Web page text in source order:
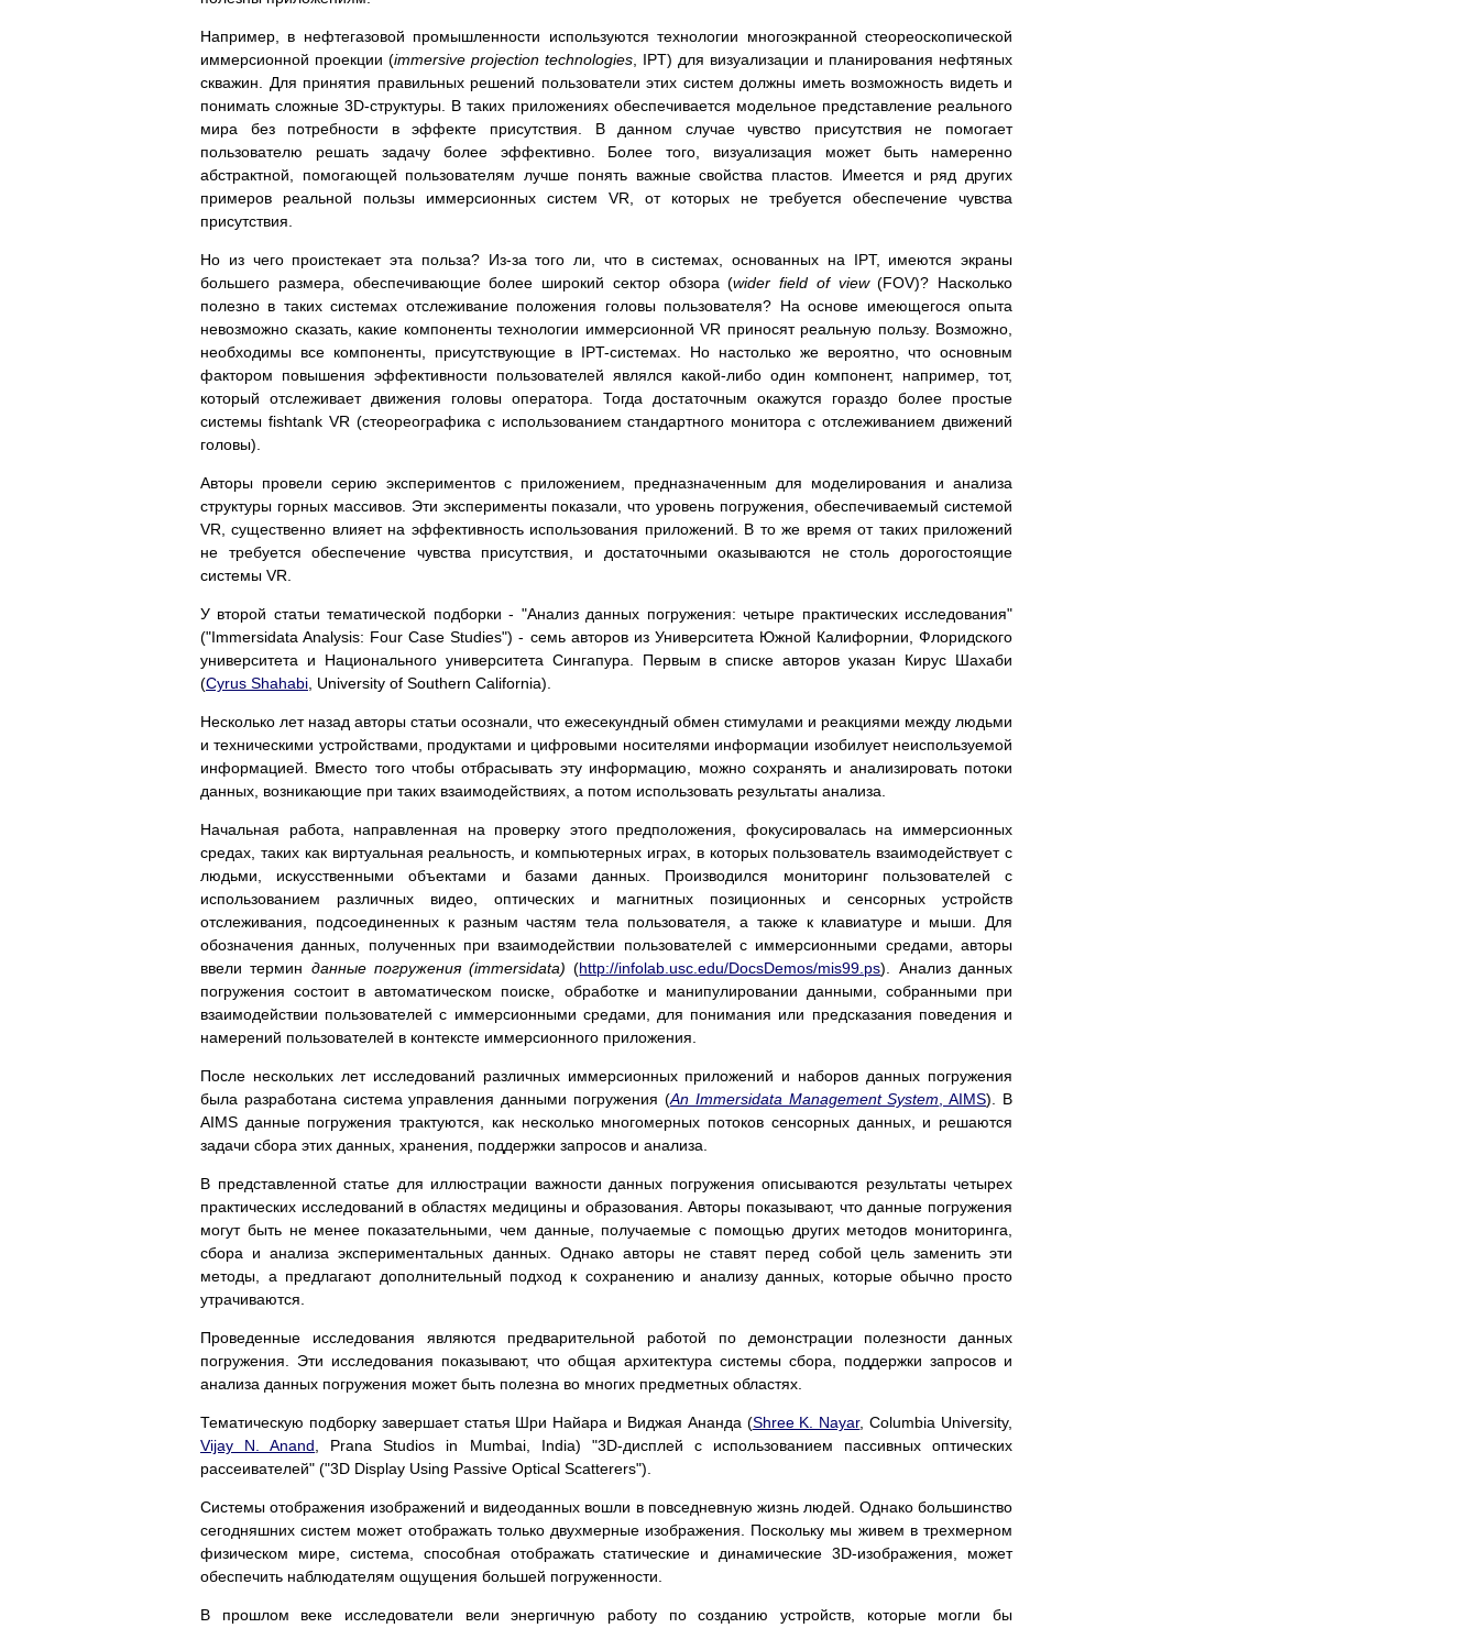
Например, в нефтегазовой промышленности используются технологии многоэкранной стеореоскопической
иммерсионной проекции (immersive projection technologies , IPT) для визуализации и планирования нефтяных
скважин. Для принятия правильных решений пользователи этих систем должны иметь возможность видеть и
понимать сложные 3D-структуры. В таких приложениях обеспечивается модельное представление реального
мира без потребности в эффекте присутствия. В данном случае чувство присутствия не помогает
пользователю решать задачу более эффективно. Более того, визуализация может быть намеренно
абстрактной, помогающей пользователям лучше понять важные свойства пластов. Имеется и ряд других
примеров реальной пользы иммерсионных систем VR, от которых не требуется обеспечение чувства
присутствия.
Но из чего проистекает эта польза? Из-за того ли, что в системах, основанных на IPT, имеются экраны
большего размера, обеспечивающие более широкий сектор обзора (wider field of view(FOV)? Насколько
полезно в таких системах отслеживание положения головы пользователя? На основе имеющегося опыта
невозможно сказать, какие компоненты технологии иммерсионной VR приносят реальную пользу. Возможно,
необходимы все компоненты, присутствующие в IPT-системах. Но настолько же вероятно, что основным
фактором повышения эффективности пользователей являлся какой-либо один компонент, например, тот,
который отслеживает движения головы оператора. Тогда достаточным окажутся гораздо более простые
системы fishtank VR (стеореографика с использованием стандартного монитора с отслеживанием движений
головы).
Авторы провели серию экспериментов с приложением, предназначенным для моделирования и анализа
структуры горных массивов. Эти эксперименты показали, что уровень погружения, обеспечиваемый системой
VR, существенно влияет на эффективность использования приложений. В то же время от таких приложений
не требуется обеспечение чувства присутствия, и достаточными оказываются не столь дорогостоящие
системы VR.
У второй статьи тематической подборки - "Анализ данных погружения: четыре практических исследования"
("Immersidata Analysis: Four Case Studies") - семь авторов из Университета Южной Калифорнии, Флоридского
университета и Национального университета Сингапура. Первым в списке авторов указан Кирус Шахаби
(Cyrus Shahabi , University of Southern California).
Несколько лет назад авторы статьи осознали, что ежесекундный обмен стимулами и реакциями между людьми
и техническими устройствами, продуктами и цифровыми носителями информации изобилует неиспользуемой
информацией. Вместо того чтобы отбрасывать эту информацию, можно сохранять и анализировать потоки
данных, возникающие при таких взаимодействиях, а потом использовать результаты анализа.
Начальная работа, направленная на проверку этого предположения, фокусировалась на иммерсионных
средах, таких как виртуальная реальность, и компьютерных играх, в которых пользователь взаимодействует с
людьми, искусственными объектами и базами данных. Производился мониторинг пользователей с
использованием различных видео, оптических и магнитных позиционных и сенсорных устройств
отслеживания, подсоединенных к разным частям тела пользователя, а также к клавиатуре и мыши. Для
обозначения данных, полученных при взаимодействии пользователей с иммерсионными средами, авторы
ввели термин данные погружения (immersidata)(http://infolab.usc.edu/DocsDemos/mis99.ps). Анализ данных
погружения состоит в автоматическом поиске, обработке и манипулировании данными, собранными при
взаимодействии пользователей с иммерсионными средами, для понимания или предсказания поведения и
намерений пользователей в контексте иммерсионного приложения.
После нескольких лет исследований различных иммерсионных приложений и наборов данных погружения
была разработана система управления данными погружения (An Immersidata Management System , AIMS). В
AIMS данные погружения трактуются, как несколько многомерных потоков сенсорных данных, и решаются
задачи сбора этих данных, хранения, поддержки запросов и анализа.
В представленной статье для иллюстрации важности данных погружения описываются результаты четырех
практических исследований в областях медицины и образования. Авторы показывают, что данные погружения
могут быть не менее показательными, чем данные, получаемые с помощью других методов мониторинга,
сбора и анализа экспериментальных данных. Однако авторы не ставят перед собой цель заменить эти
методы, а предлагают дополнительный подход к сохранению и анализу данных, которые обычно просто
утрачиваются.
Проведенные исследования являются предварительной работой по демонстрации полезности данных
погружения. Эти исследования показывают, что общая архитектура системы сбора, поддержки запросов и
анализа данных погружения может быть полезна во многих предметных областях.
Тематическую подборку завершает статья Шри Найара и Виджая Ананда (Shree K. Nayar, Columbia University,
Vijay N. Anand , Prana Studios in Mumbai, India) "3D-дисплей с использованием пассивных оптических
рассеивателей" ("3D Display Using Passive Optical Scatterers").
Системы отображения изображений и видеоданных вошли в повседневную жизнь людей. Однако большинство
сегодняшних систем может отображать только двухмерные изображения. Поскольку мы живем в трехмерном
физическом мире, система, способная отображать статические и динамические 3D-изображения, может
обеспечить наблюдателям ощущения большей погруженности.
В прошлом веке исследователи вели энергичную работу по созданию устройств, которые могли бы